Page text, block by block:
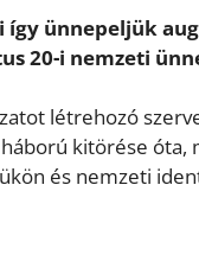
így ünnepeljük
20-i nemzeti
létrehozó
kitörése
és nemzeti